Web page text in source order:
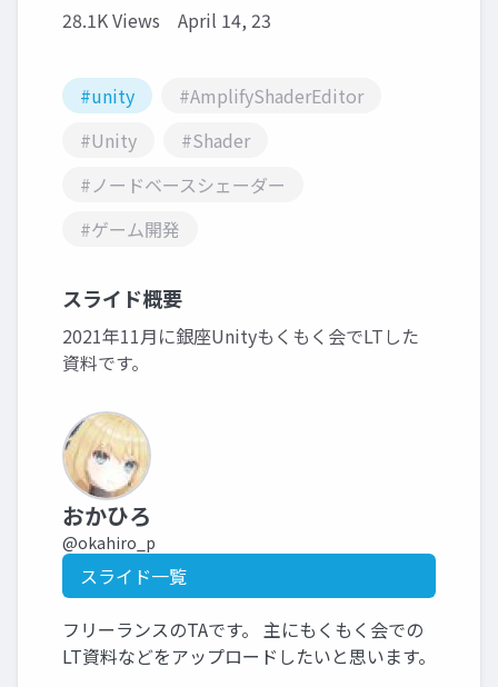
28.1K Views April 14, 23
#unity
#AmplifyShaderEditor
#Unity
#Shader
#ノードベースシェーダー
#ゲーム開発
スライド概要
2021年11月に銀座Unityもくもく会でLTした
資料です。
おかひろ
@okahiro_p
スライド一覧
フリーランスのTAです。 主にもくもく会での
LT資料などをアップロードしたいと思います。